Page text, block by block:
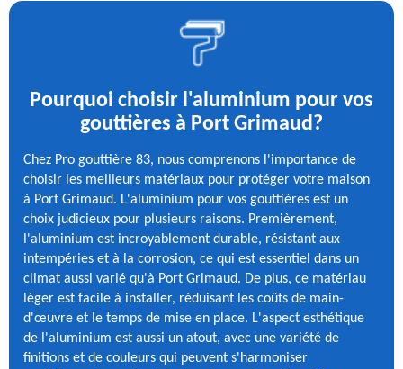
Pourquoi choisir l'aluminium pour vos
gouttières à Port Grimaud?
Chez Pro gouttière 83, nous comprenons l'importance de
choisir les meilleurs matériaux pour protéger votre maison
à Port Grimaud. L'aluminium pour vos gouttières est un
choix judicieux pour plusieurs raisons. Premièrement,
l'aluminium est incroyablement durable, résistant aux
intempéries et à la corrosion, ce qui est essentiel dans un
climat aussi varié qu'à Port Grimaud. De plus, ce matériau
léger est facile à installer, réduisant les coûts de main-
d'œuvre et le temps de mise en place. L'aspect esthétique
de l'aluminium est aussi un atout, avec une variété de
finitions et de couleurs qui peuvent s'harmoniser